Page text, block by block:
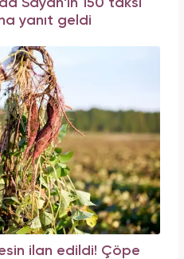
Sayan'ın 150 taksi
yanıt geldi
ilan edildi! Çöpe